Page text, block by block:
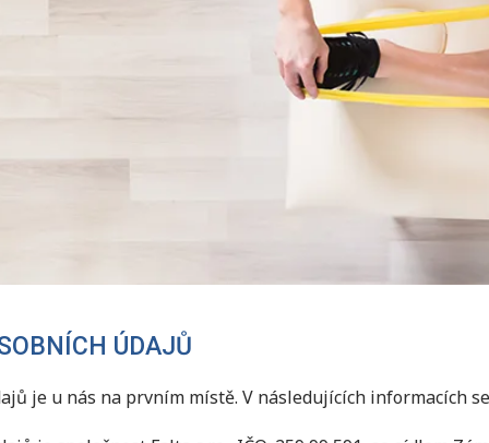
ÚDAJŮ
je u nás na prvním místě. V následujících informacích